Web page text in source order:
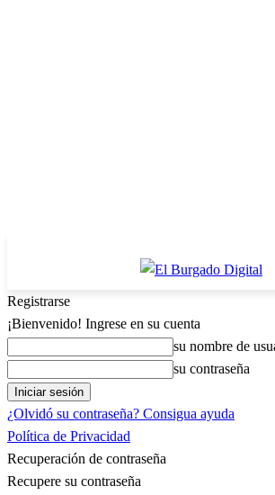
Registrarse
¡Bienvenido! Ingrese en su cuenta
su nombre de
su contraseña
¿Olvidó su contraseña? Consigua ayuda
Política de Privacidad
Recuperación de contraseña
Recupere su contraseña